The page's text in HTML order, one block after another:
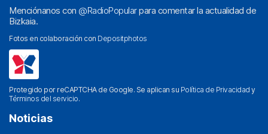
Menciónanos con @RadioPopularpara comentar la actualidad de
Bizkaia.
Fotos en colaboración con Depositphotos
Protegido por reCAPTCHA de Google. Se aplican su Política de Privacidad y
Términos del servicio.
Noticias